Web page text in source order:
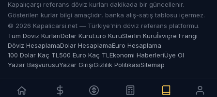
Kapalıçarşı referans döviz kurları dakikada bir güncellenir.
Gösterilen kurlar bilgi amaçlıdır, banka alış-satış tablosu içermez.
© 2026 Kapalicarsi.net — Türkiye'nin döviz referans platformu.
Tüm Döviz KurlarıDolar KuruEuro KuruSterlin Kuruİsviçre Frangı
Döviz HesaplamaDolar HesaplamaEuro Hesaplama
100 Dolar Kaç TL 500 Euro Kaç TL Ekonomi HaberleriÜye Ol
Yazar BaşvurusuYazar GirişiGizlilik PolitikasıSitemap